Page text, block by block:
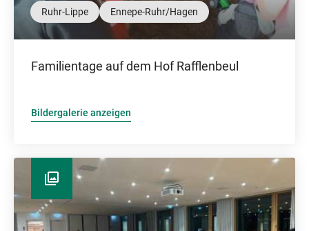
Ruhr-Lippe Ennepe-Ruhr/Hagen
Familientage auf dem Hof Rafflenbeul
Bildergalerie anzeigen